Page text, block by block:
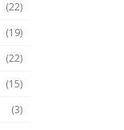
(22)
(19)
(22)
(15)
(3)